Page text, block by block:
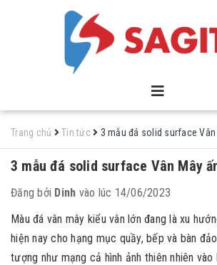
Trang chủ Tin tức 3 mẫu đá solid surface
3 mẫu đá solid surface Vân Mây
Đăng bởi Dinh vào lúc 14/06/2023
Màu đá vân mây kiểu vân lớn đang là xu
hiện nay cho hạng mục quầy, bếp và bàn
tượng như mạng cả hình ảnh thiên nhiên vào